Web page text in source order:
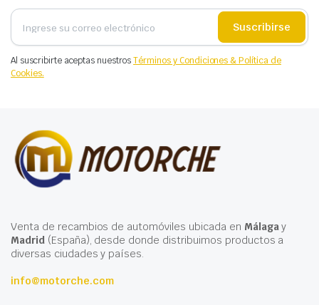
Suscribirse
Al suscribirte aceptas nuestrosTérminos y Condiciones & Política de
Cookies.
Venta de recambios de automóviles ubicada en Málagay
Madrid(España), desde donde distribuimos productos a
diversas ciudades y países.
info@motorche.com